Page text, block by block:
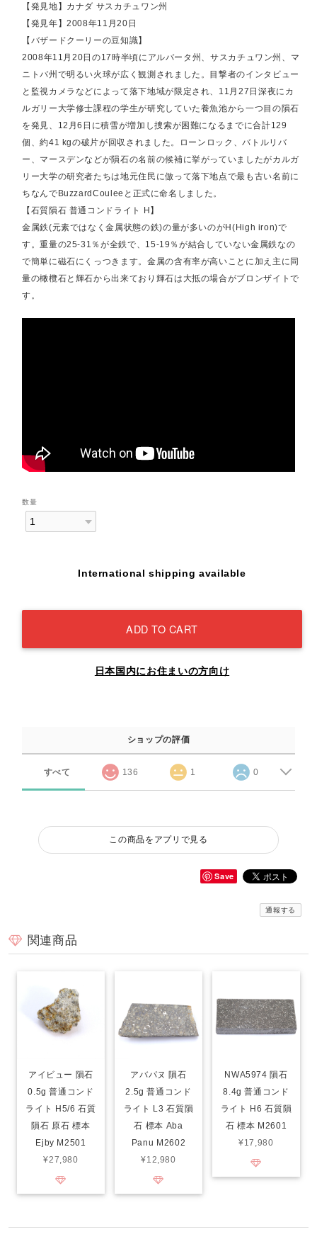
【発見地】カナダ サスカチュワン州
【発見年】2008年11月20日
【バザードクーリーの豆知識】
2008年11月20日の17時半頃にアルバータ州、サスカチュワン州、マ
ニトバ州で明るい火球が広く観測されました。目撃者のインタビュー
と監視カメラなどによって落下地域が限定され、11月27日深夜にカ
ルガリー大学修士課程の学生が研究していた養魚池から一つ目の隕石
を発見、12月6日に積雪が増加し捜索が困難になるまでに合計129
個、約41 kgの破片が回収されました。ローンロック、バトルリバ
ー、マースデンなどが隕石の名前の候補に挙がっていましたがカルガ
リー大学の研究者たちは地元住民に倣って落下地点で最も古い名前に
ちなんでBuzzardCouleeと正式に命名しました。
【石質隕石 普通コンドライト H】
金属鉄(元素ではなく金属状態の鉄)の量が多いのがH(High iron)で
す。重量の25-31％が全鉄で、15-19％が結合していない金属鉄なの
で簡単に磁石にくっつきます。金属の含有率が高いことに加え主に同
量の橄欖石と輝石から出来ており輝石は大抵の場合がブロンザイトで
す。
数量
International shipping available
ADD TO CART
日本国内にお住まいの方向け
ショップの評価
すべて 136 1 0
この商品をアプリで見る
Save
通報する
関連商品
アイビュー 隕石
0.5g 普通コンド
ライト H5/6 石質
隕石 原石 標本
Ejby M2501
¥27,980
アバパヌ 隕石
2.5g 普通コンド
ライト L3 石質隕
石 標本 Aba
Panu M2602
¥12,980
NWA5974 隕石
8.4g 普通コンド
ライト H6 石質隕
石 標本 M2601
¥17,980